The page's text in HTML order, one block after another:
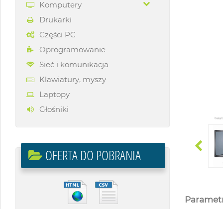
Komputery
Drukarki
Części PC
Oprogramowanie
Sieć i komunikacja
Klawiatury, myszy
Laptopy
Głośniki
OFERTA DO POBRANIA